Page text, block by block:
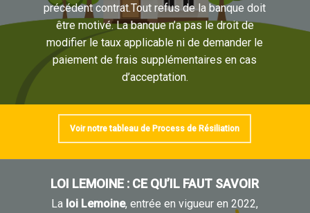
précédent contrat.Tout refus de la banque doit
être motivé. La banque n’a pas le droit de
modifier le taux applicable ni de demander le
paiement de frais supplémentaires en cas
d’acceptation.
Voir notre tableau de Process de Résiliation
LOI LEMOINE : CE QU’IL FAUT SAVOIR
La loi Lemoine, entrée en vigueur en 2022,